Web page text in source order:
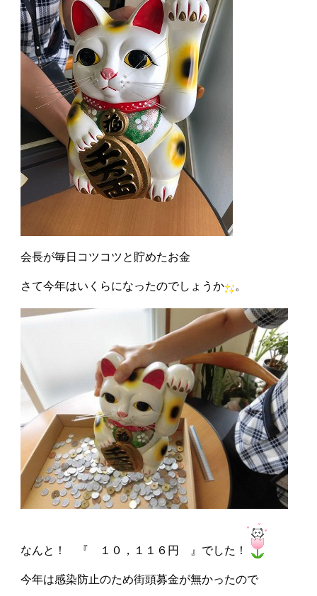
会長が毎日コツコツと貯めたお金
さて今年はいくらになったのでしょうか 。
なんと！ 『 １０，１１６円 』でした！
今年は感染防止のため街頭募金が無かったので